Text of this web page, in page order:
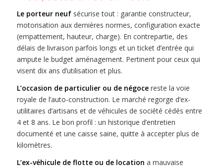
Le porteur neufsécurise tout : garantie constructeur,
motorisation aux dernières normes, configuration exacte
(empattement, hauteur, charge). En contrepartie, des
délais de livraison parfois longs et un ticket d’entrée qui
ampute le budget aménagement. Pertinent pour ceux qui
visent dix ans d’utilisation et plus.
L’occasion de particulier ou de négocereste la voie
royale de l’auto-construction. Le marché regorge d’ex-
utilitaires d’artisans et de véhicules de société cédés entre
4 et 8 ans. Le bon profil : un historique d’entretien
documenté et une caisse saine, quitte à accepter plus de
kilomètres.
L’ex-véhicule de flotte ou de location a mauvaise